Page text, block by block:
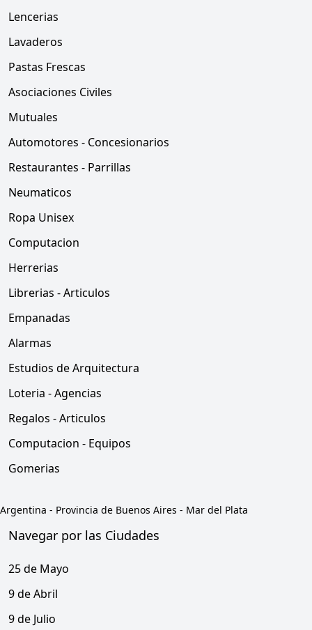
Lencerias
Lavaderos
Pastas Frescas
Asociaciones Civiles
Mutuales
Automotores - Concesionarios
Restaurantes - Parrillas
Neumaticos
Ropa Unisex
Computacion
Herrerias
Librerias - Articulos
Empanadas
Alarmas
Estudios de Arquitectura
Loteria - Agencias
Regalos - Articulos
Computacion - Equipos
Gomerias
Argentina - Provincia de Buenos Aires - Mar del Plata
Navegar por las Ciudades
25 de Mayo
9 de Abril
9 de Julio